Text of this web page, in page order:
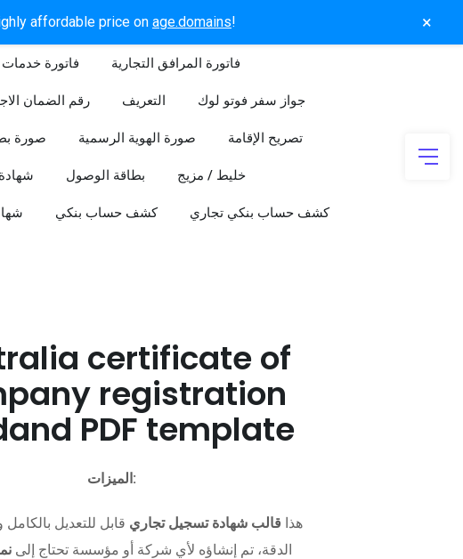
affordable price on age.domains! ×
فاتورة خدمات فاتورة المرافق التجارية
رقم الضمان التعريف جواز سفر فوتو لوك
صورة صورة الهوية الرسمية تصريح الإقامة
بطاقة الوصول خليط / مزيج
كشف حساب بنكي كشف حساب بنكي تجاري
certificate of
registration
PDF template
الميزات:
هذا قالب شهادة تسجيل تجاري قابل للتعديل
الدقة، تم إنشاؤه لأي شركة أو مؤسسة تحتاج إلى